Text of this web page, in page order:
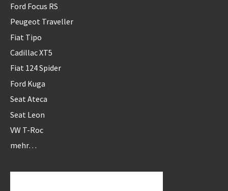
Ford Focus RS
Peugeot Traveller
Fiat Tipo
Cadillac XT5
Fiat 124 Spider
Ford Kuga
Seat Ateca
Seat Leon
VW T-Roc
mehr…